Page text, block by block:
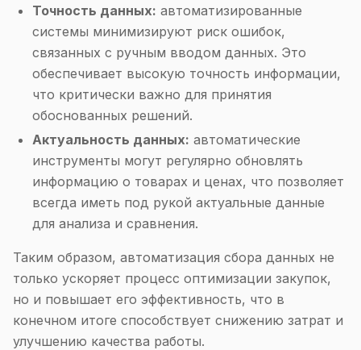
Точность данных: автоматизированные
системы минимизируют риск ошибок,
связанных с ручным вводом данных. Это
обеспечивает высокую точность информации,
что критически важно для принятия
обоснованных решений.
Актуальность данных: автоматические
инструменты могут регулярно обновлять
информацию о товарах и ценах, что позволяет
всегда иметь под рукой актуальные данные
для анализа и сравнения.
Таким образом, автоматизация сбора данных не
только ускоряет процесс оптимизации закупок,
но и повышает его эффективность, что в
конечном итоге способствует снижению затрат и
улучшению качества работы.